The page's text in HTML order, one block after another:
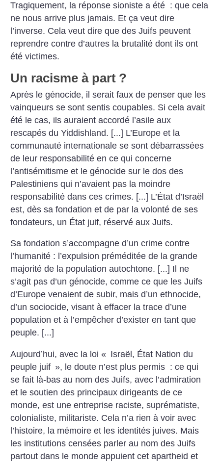
Tragiquement, la réponse sioniste a été : que cela
ne nous arrive plus jamais. Et ça veut dire
l’inverse. Cela veut dire que des Juifs peuvent
reprendre contre d’autres la brutalité dont ils ont
été victimes.
Un racisme à part ?
Après le génocide, il serait faux de penser que les
vainqueurs se sont sentis coupables. Si cela avait
été le cas, ils auraient accordé l’asile aux
rescapés du Yiddishland. [...] L’Europe et la
communauté internationale se sont débarrassées
de leur responsabilité en ce qui concerne
l’antisémitisme et le génocide sur le dos des
Palestiniens qui n’avaient pas la moindre
responsabilité dans ces crimes. [...] L’État d’Israël
est, dès sa fondation et de par la volonté de ses
fondateurs, un État juif, réservé aux Juifs.
Sa fondation s’accompagne d’un crime contre
l’humanité : l’expulsion préméditée de la grande
majorité de la population autochtone. [...] Il ne
s’agit pas d’un génocide, comme ce que les Juifs
d’Europe venaient de subir, mais d’un ethnocide,
d’un sociocide, visant à effacer la trace d’une
population et à l’empêcher d’exister en tant que
peuple. [...]
Aujourd’hui, avec la loi « Israël, État Nation du
peuple juif », le doute n’est plus permis : ce qui
se fait là-bas au nom des Juifs, avec l’admiration
et le soutien des principaux dirigeants de ce
monde, est une entreprise raciste, suprématiste,
colonialiste, militariste. Cela n’a rien à voir avec
l’histoire, la mémoire et les identités juives. Mais
les institutions censées parler au nom des Juifs
partout dans le monde appuient cet apartheid et